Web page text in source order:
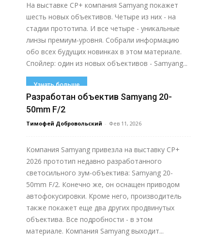
На выставке CP+ компания Samyang покажет
шесть новых объективов. Четыре из них - на
стадии прототипа. И все четыре - уникальные
линзы премиум-уровня. Собрали информацию
обо всех будущих новинках в этом материале.
Спойлер: один из новых объективов - Samyang...
Узнать больше
Разработан объектив Samyang 20-
50mm F/2
Тимофей Добровольский - Фев 11, 2026
Компания Samyang привезла на выставку CP+
2026 прототип недавно разработанного
светосильного зум-объектива: Samyang 20-
50mm F/2. Конечно же, он оснащен приводом
автофокусировки. Кроме него, производитель
также покажет еще два других продвинутых
объектива. Все подробности - в этом
материале. Компания Samyang выходит...